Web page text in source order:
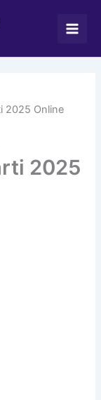
2025 Online
2025